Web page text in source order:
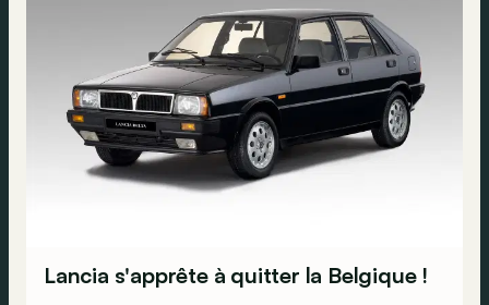
Lancia s'apprête à quitter la Belgique !